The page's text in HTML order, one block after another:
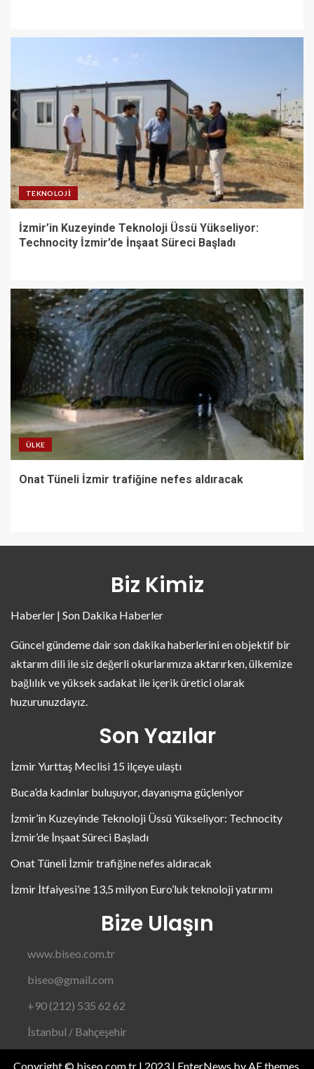
TEKNOLOJI
İzmir’in Kuzeyinde Teknoloji Üssü Yükseliyor:
Technocity İzmir’de İnşaat Süreci Başladı
ÜLKE
Onat Tüneli İzmir trafiğine nefes aldıracak
Biz Kimiz
Haberler | Son Dakika Haberler
Güncel gündeme dair son dakika haberlerini en objektif bir
aktarım dili ile siz değerli okurlarımıza aktarırken, ülkemize
bağlılık ve yüksek sadakat ile içerik üretici olarak
huzurunuzdayız.
Son Yazılar
İzmir Yurttaş Meclisi 15 ilçeye ulaştı
Buca’da kadınlar buluşuyor, dayanışma güçleniyor
İzmir’in Kuzeyinde Teknoloji Üssü Yükseliyor: Technocity
İzmir’de İnşaat Süreci Başladı
Onat Tüneli İzmir trafiğine nefes aldıracak
İzmir İtfaiyesi’ne 13,5 milyon Euro’luk teknoloji yatırımı
Bize Ulaşın
www.biseo.com.tr
biseo@gmail.com
+90 (212) 535 62 62
İstanbul / Bahçeşehir
Copyright © biseo.com.tr | 2023 | EnterNews by AF themes.